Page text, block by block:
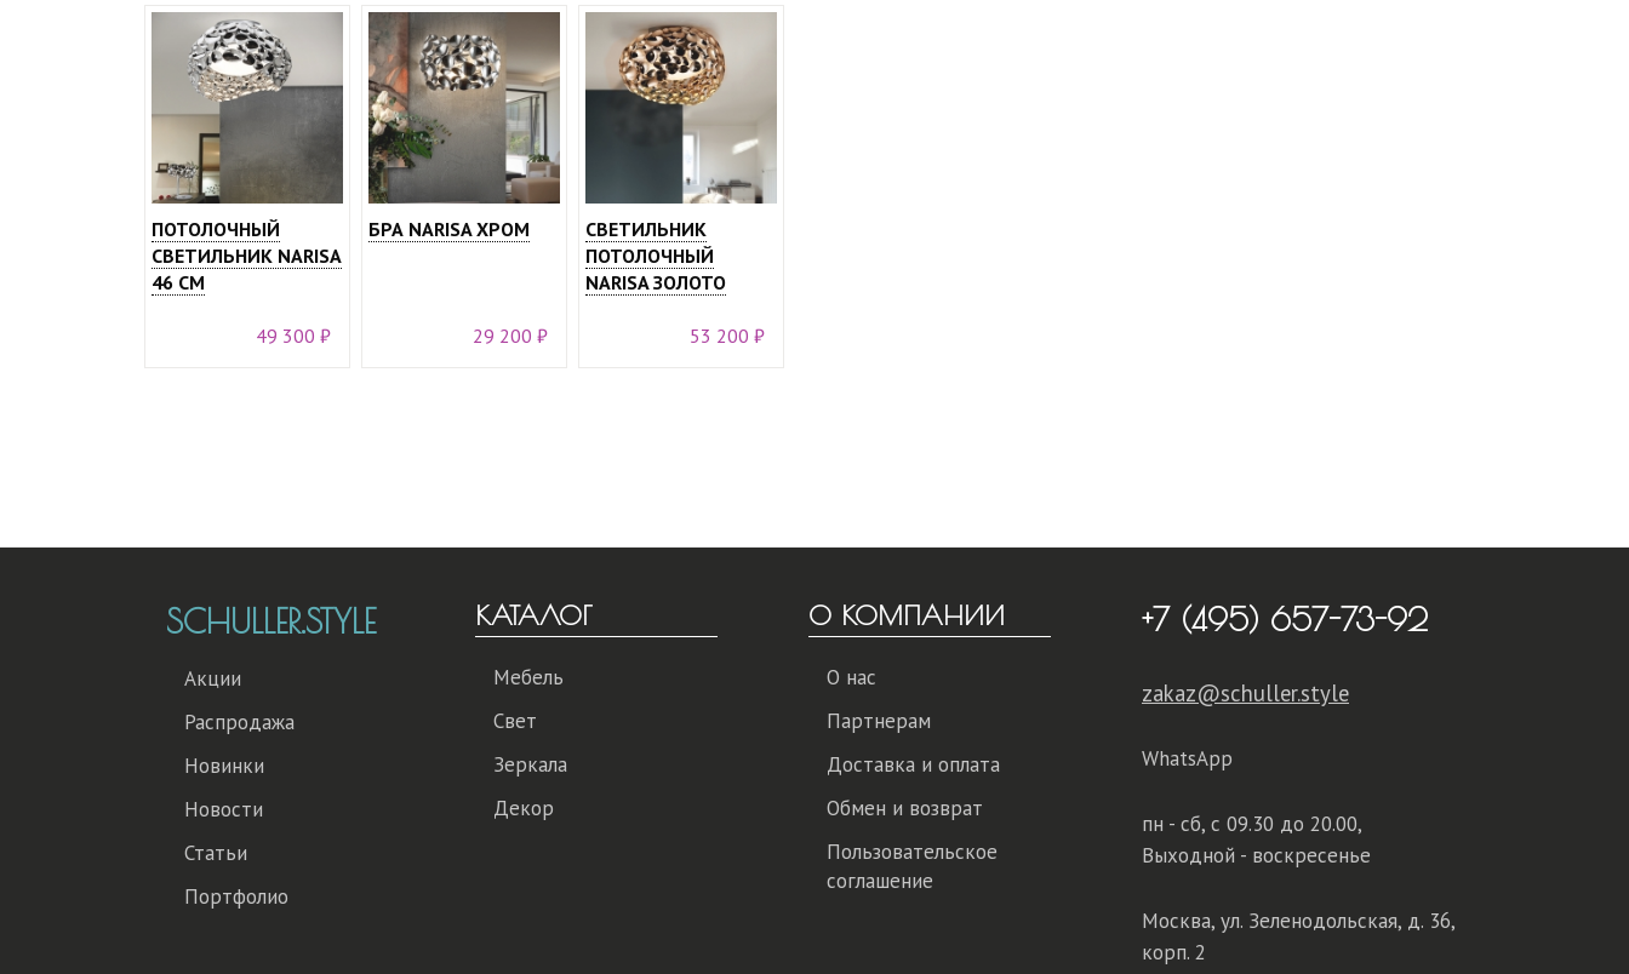
ПОТОЛОЧНЫЙ
СВЕТИЛЬНИК NARISA
46 СМ
49 300 ₽
БРА NARISA ХРОМ
29 200 ₽
СВЕТИЛЬНИК
ПОТОЛОЧНЫЙ
NARISA ЗОЛОТО
53 200 ₽
SCHULLER.STYLE
Акции
Распродажа
Новинки
Новости
Статьи
Портфолио
КАТАЛОГ
Мебель
Свет
Зеркала
Декор
О КОМПАНИИ
О нас
Партнерам
Доставка и оплата
Обмен и возврат
Пользовательское
соглашение
+7 (495) 657-73-92
zakaz@schuller.style
WhatsApp
пн - сб, с 09.30 до 20.00,
Выходной - воскресенье
Москва, ул. Зеленодольская, д. 36,
корп. 2